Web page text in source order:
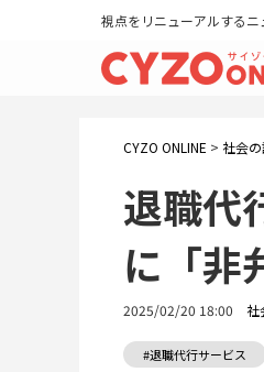
視点をリニューアルする
CYZO ONLINE > 社会
退職代
に「非
2025/02/20 18:00 社
#退職代行サービス